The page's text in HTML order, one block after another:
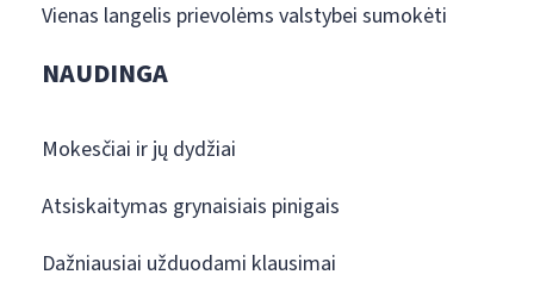
Vienas langelis prievolėms valstybei sumokėti
NAUDINGA
Mokesčiai ir jų dydžiai
Atsiskaitymas grynaisiais pinigais
Dažniausiai užduodami klausimai